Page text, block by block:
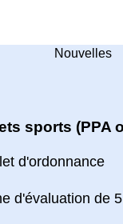
Nouvelles
sports (PPA
d'ordonnance
d'évaluation de